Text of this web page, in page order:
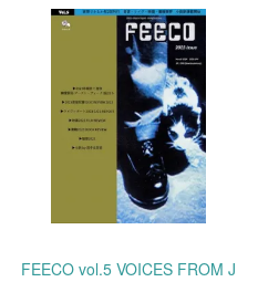
FEECO vol.5 VOICES FROM J